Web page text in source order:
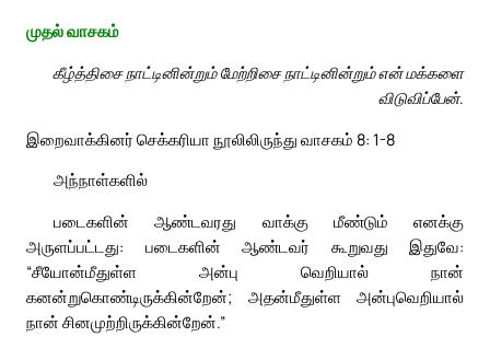
முதல் வாசகம்
கீழ்த்திசை நாட்டினின்றும் மேற்றிசை நாட்டினின்றும் என் மக்களை
விடுவிப்பேன்.
இறைவாக்கினர் செக்கரியா நூலிலிருந்து வாசகம் 8: 1-8
அந்நாள்களில்
படைகளின் ஆண்டவரது வாக்கு மீண்டும் எனக்கு
அருளப்பட்டது: படைகளின் ஆண்டவர் கூறுவது இதுவே:
“சீயோன்மீதுள்ள அன்பு வெறியால் நான்
கனன்றுகொண்டிருக்கின்றேன்; அதன்மீதுள்ள அன்புவெறியால்
நான் சினமுற்றிருக்கின்றேன்.”